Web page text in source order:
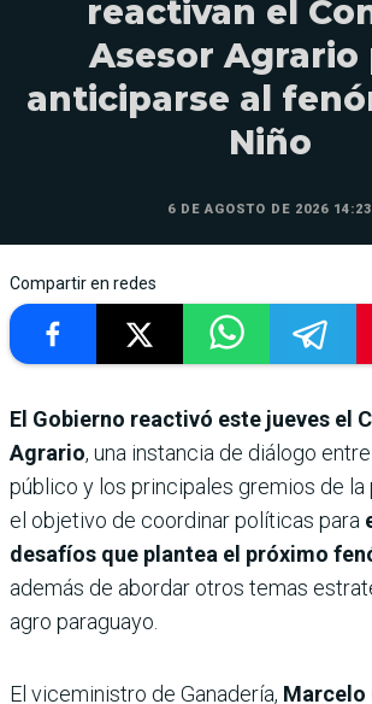
reactivan el
Asesor Agrario
anticiparse al
Niño
6 DE AGOSTO DE 2026 14:23
Compartir en redes
El Gobierno reactivó este jueves el
Agrario, una instancia de diálogo
público y los principales gremios de la
el objetivo de coordinar políticas para
desafíos que plantea el próximo
además de abordar otros temas
agro paraguayo.
El viceministro de Ganadería, Marcelo